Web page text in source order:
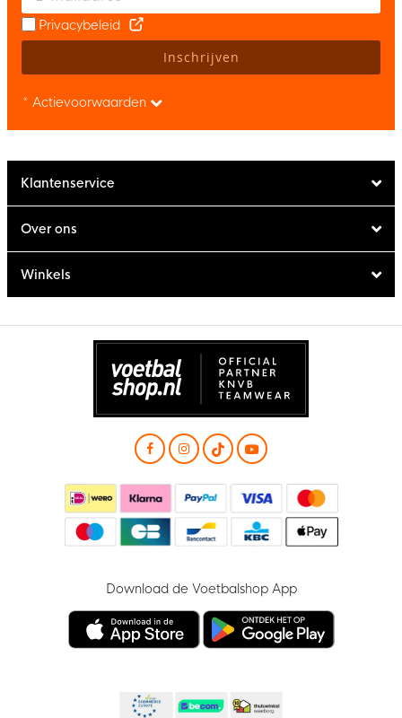
Privacybeleid
Inschrijven
* Actievoorwaarden
Klantenservice
Over ons
Winkels
Download de Voetbalshop App